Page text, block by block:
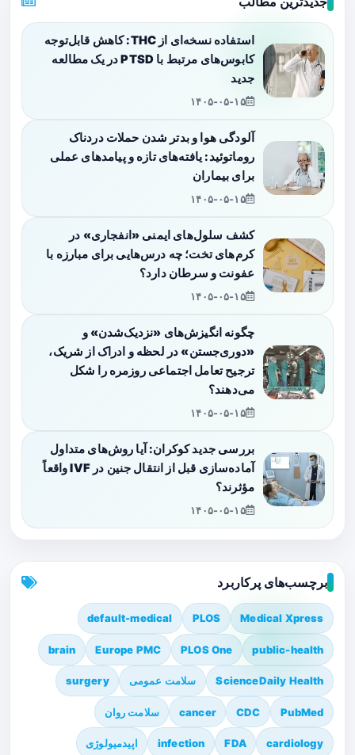
استفاده نسخه‌ای از THC: کاهش قابل‌توجه
کابوس‌های مرتبط با PTSD در یک مطالعه
جدید
۱۴۰۵-۰۵-۱۵
آلودگی هوا و بدتر شدن حملات دردناک
روماتوئید: یافته‌های تازه و پیامدهای عملی
برای بیماران
۱۴۰۵-۰۵-۱۵
کشف سلول‌های ایمنی «انفجاری» در
کرم‌های تخت؛ چه درس‌هایی برای مبارزه با
عفونت و سرطان دارد؟
۱۴۰۵-۰۵-۱۵
چگونه انگیزش‌های «نزدیک‌شدن» و
«دوری‌جستن» در لحظه و ادراک از شریک،
ترجیح تعامل اجتماعی روزمره را شکل
می‌دهند؟
۱۴۰۵-۰۵-۱۵
بررسی جدید کوکران: آیا روش‌های متداول
آماده‌سازی قبل از انتقال جنین در IVF واقعاً
مؤثرند؟
۱۴۰۵-۰۵-۱۵
برچسب‌های پرکاربرد
Medical Xpress
PLOS
default-medical
public-health
PLOS One
Europe PMC
brain
ScienceDaily Health سلامت عمومی surgery
PubMed
CDC
cancer سلامت روان
cardiology
FDA
infection اپیدمیولوژی